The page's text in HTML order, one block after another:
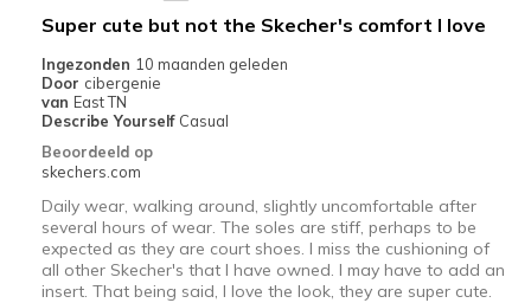
Sizing
View On Shoes
I'm Into Shoes
Super cute but not the Skecher's comfort I love
Ingezonden 10 maanden geleden
Door cibergenie
van East TN
Describe Yourself Casual
Beoordeeld op
skechers.com
Daily wear, walking around, slightly uncomfortable after
several hours of wear. The soles are stiff, perhaps to be
expected as they are court shoes. I miss the cushioning of
all other Skecher's that I have owned. I may have to add an
insert. That being said, I love the look, they are super cute.